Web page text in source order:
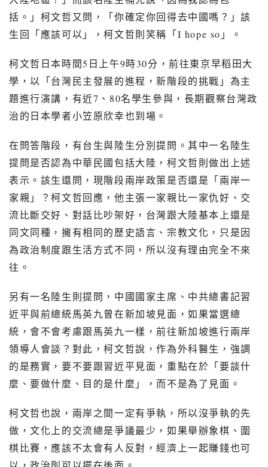
括。」柯文哲又問，「你確定你回得去中國嗎？」該
生回「應該可以」，柯文哲則笑稱「I hope so 」。
柯文哲日本時間5 日上午9時30分，前往東京早稻田大
學，以「台灣民主發展的進程，新階段的挑戰」為主
題進行演講，有近7 、 80名學生參與，長期觀察台灣政
治的日本學者小笠原欣幸也到場。
在問答階段，有台生與陸生分別提問。其中一名陸生
提問是否認為中華民國包括大陸，柯文哲則做出上述
表示。該生還問，現階段兩岸政策是否還是「兩岸一
家親」？柯文哲回應，他主張一家親比一家仇好、交
流比斷交好、對話比吵架好，台灣跟大陸基本上還是
同文同種，擁有相同的歷史語言、宗教文化，只是因
為政治制度跟生活方式不同，所以沒有理由完全不來
往。
另有一名陸生則提問，中國國家主席、中共總書記習
近平與前總統馬英九曾在新加坡見面，如果當選總
統，會不會考慮跟馬英九一樣，前往新加坡進行兩岸
領導人會談？對此，柯文哲說，作為外科醫生，強調
的是務實，要不要跟習近平見面，重點在於「要談什
麼、要做什麼、目的是什麼」，而不是為了見面。
柯文哲也說，兩岸之間一定有爭執，所以沒爭執的先
做，文化上的交流總是爭議最少，如果舉辦象棋、圍
棋比賽，應該不太會有人反對，經濟上一起賺錢也可